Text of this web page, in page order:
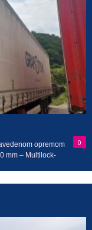
0
opremom
mm – Multilock-